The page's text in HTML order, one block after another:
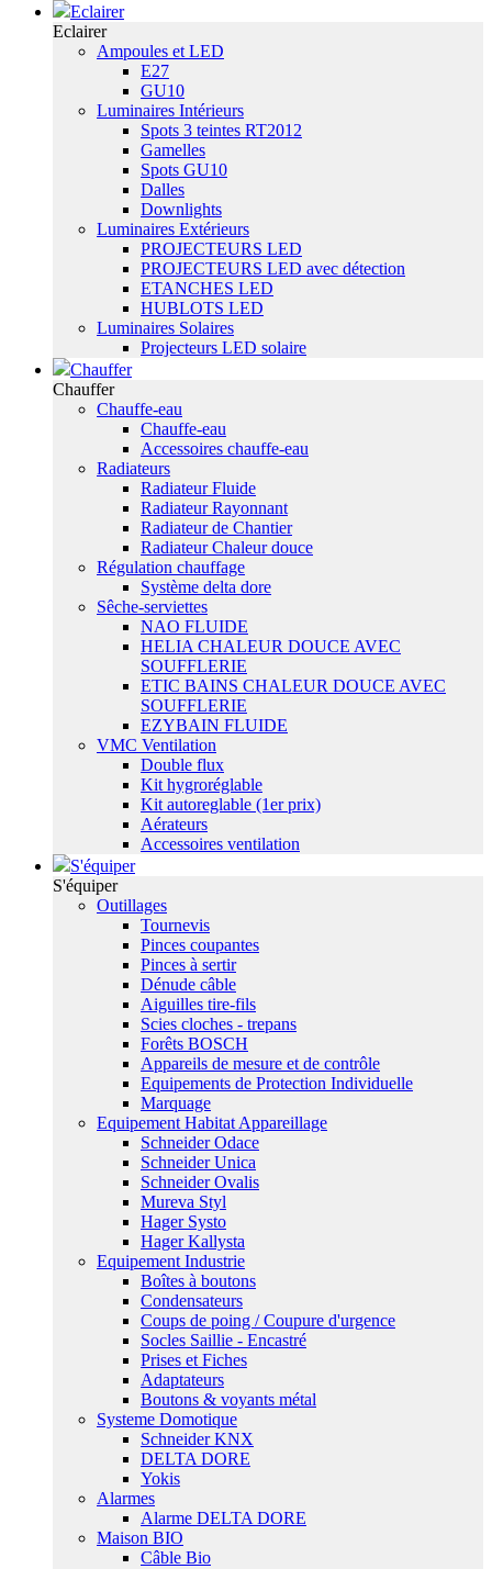
Eclairer
Eclairer
Ampoules et LED
E27
GU10
Luminaires Intérieurs
Spots 3 teintes RT2012
Gamelles
Spots GU10
Dalles
Downlights
Luminaires Extérieurs
PROJECTEURS LED
PROJECTEURS LED avec détection
ETANCHES LED
HUBLOTS LED
Luminaires Solaires
Projecteurs LED solaire
Chauffer
Chauffer
Chauffe-eau
Chauffe-eau
Accessoires chauffe-eau
Radiateurs
Radiateur Fluide
Radiateur Rayonnant
Radiateur de Chantier
Radiateur Chaleur douce
Régulation chauffage
Système delta dore
Sêche-serviettes
NAO FLUIDE
HELIA CHALEUR DOUCE AVEC
SOUFFLERIE
ETIC BAINS CHALEUR DOUCE AVEC
SOUFFLERIE
EZYBAIN FLUIDE
VMC Ventilation
Double flux
Kit hygroréglable
Kit autoreglable (1er prix)
Aérateurs
Accessoires ventilation
S'équiper
S'équiper
Outillages
Tournevis
Pinces coupantes
Pinces à sertir
Dénude câble
Aiguilles tire-fils
Scies cloches - trepans
Forêts BOSCH
Appareils de mesure et de contrôle
Equipements de Protection Individuelle
Marquage
Equipement Habitat Appareillage
Schneider Odace
Schneider Unica
Schneider Ovalis
Mureva Styl
Hager Systo
Hager Kallysta
Equipement Industrie
Boîtes à boutons
Condensateurs
Coups de poing / Coupure d'urgence
Socles Saillie - Encastré
Prises et Fiches
Adaptateurs
Boutons & voyants métal
Systeme Domotique
Schneider KNX
DELTA DORE
Yokis
Alarmes
Alarme DELTA DORE
Maison BIO
Câble Bio